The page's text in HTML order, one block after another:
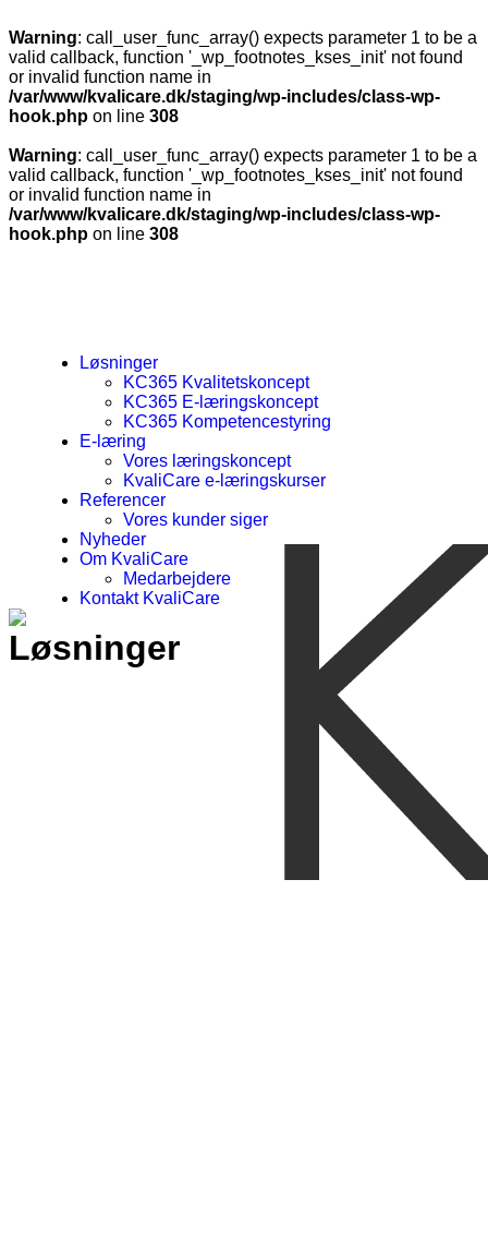
Warning: call_user_func_array() expects parameter 1 to be a
valid callback, function '_wp_footnotes_kses_init' not found
or invalid function name in
/var/www/kvalicare.dk/staging/wp-includes/class-wp-
hook.php on line 308
Warning: call_user_func_array() expects parameter 1 to be a
valid callback, function '_wp_footnotes_kses_init' not found
or invalid function name in
/var/www/kvalicare.dk/staging/wp-includes/class-wp-
hook.php on line 308
Løsninger
KC365 Kvalitetskoncept
KC365 E-læringskoncept
KC365 Kompetencestyring
E-læring
Vores læringskoncept
KvaliCare e-læringskurser
Referencer
Vores kunder siger
Nyheder
Om KvaliCare
Medarbejdere
Kontakt KvaliCare
Løsninger